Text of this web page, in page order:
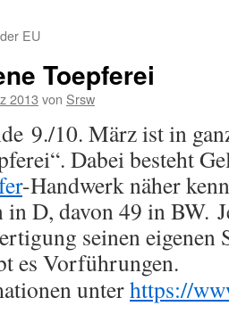
EU
Toepferei
2013 von Srsw
9./10. März ist in
Dabei besteht
-Handwerk näher
in D, davon 49 in BW.
seinen eigenen
es Vorführungen.
unterhttps://